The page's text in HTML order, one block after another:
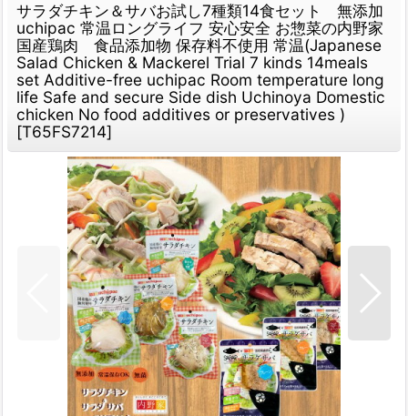
サラダチキン＆サバお試し7種類14食セット 無添加
uchipac 常温ロングライフ 安心安全 お惣菜の内野家
国産鶏肉 食品添加物 保存料不使用 常温(Japanese
Salad Chicken & Mackerel Trial 7 kinds 14meals
set Additive-free uchipac Room temperature long
life Safe and secure Side dish Uchinoya Domestic
chicken No food additives or preservatives )
[T65FS7214]